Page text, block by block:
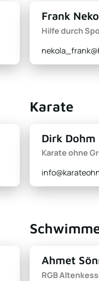
Frank
Hilfe durch
Karate
Dirk Dohm
Karate ohne
Ahmet
RGB